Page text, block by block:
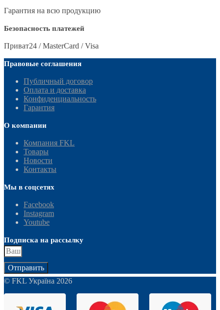
Гарантия на всю продукцию
Безопасность платежей
Приват24 / MasterCard / Visa
Правовые соглашения
Публичный договор
Оплата и доставка
Конфиденциальность
Гарантия
О компании
Компания FKL
Товары
Новости
Контакты
Мы в соцсетях
Facebook
Instagram
Youtube
Подписка на рассылку
Отправить
© FKL Україна 2026